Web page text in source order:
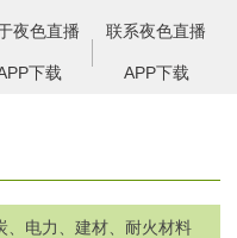
夜色直播
下载
联系夜色直播
APP下载
电力、建材、耐火材料